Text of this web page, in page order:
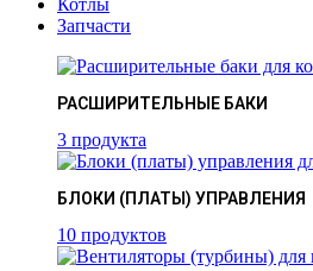
Котлы
Запчасти
РАСШИРИТЕЛЬНЫЕ БАКИ
3 продукта
БЛОКИ (ПЛАТЫ) УПРАВЛЕНИЯ
10 продуктов